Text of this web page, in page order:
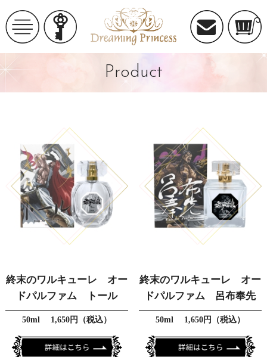
Product
終末のワルキューレ オー
ドパルファム トール
50ml 1,650円（税込）
終末のワルキューレ オー
ドパルファム 呂布奉先
50ml 1,650円（税込）